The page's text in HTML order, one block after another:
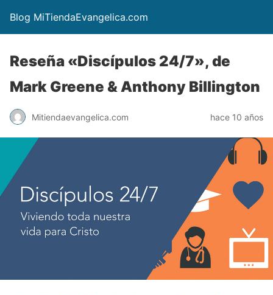
Blog MiTiendaEvangelica.com
Reseña «Discípulos 24/7», de
Mark Greene & Anthony Billington
Mitiendaevangelica.com hace 10 años